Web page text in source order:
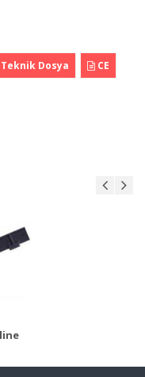
Teknik Dosya CE